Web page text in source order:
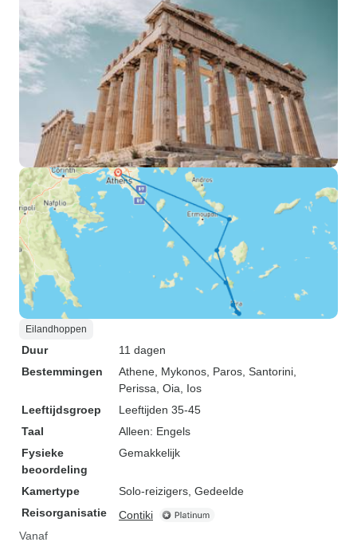
Eilandhoppen
Duur
11 dagen
Bestemmingen
Athene , Mykonos , Paros , Santorini
Perissa , Oia , Ios
Leeftijdsgroep
Leeftijden 35-45
Taal
Alleen: Engels
Fysieke
beoordeling
Gemakkelijk
Kamertype
Solo-reizigers, Gedeelde
Reisorganisatie
Contiki
Vanaf